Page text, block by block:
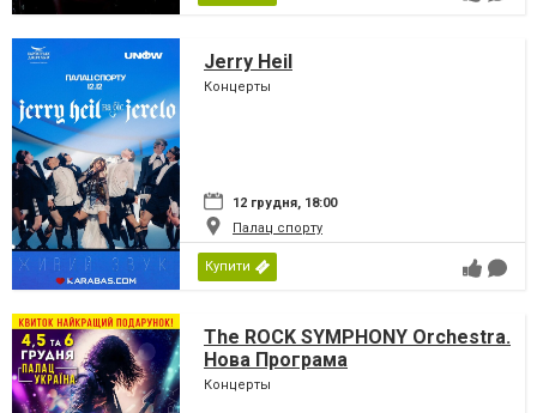
Jerry Heil
Концерты
12 грудня, 18:00
Палац спорту
Купити
The ROCK SYMPHONY Orchestra.
Нова Програма
Концерты